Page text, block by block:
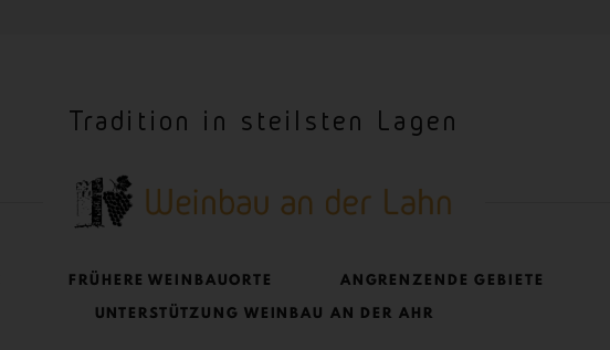
Tradition in steilsten Lagen
FRÜHERE WEINBAUORTE ANGRENZENDE GEBIETE
UNTERSTÜTZUNG WEINBAU AN DER AHR